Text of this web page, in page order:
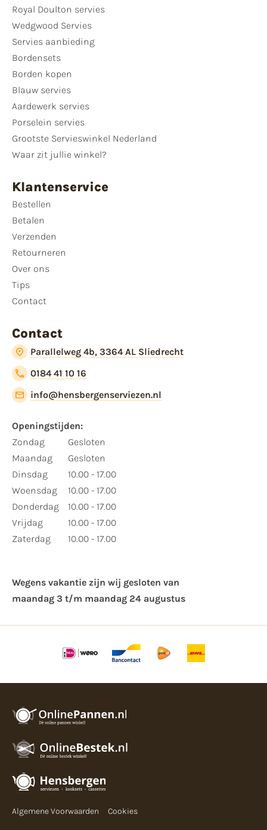
Royal Doulton servies
Wedgwood Servies
Servies aanbieding
Bordensets
Borden kopen
Blauw servies
Aardewerk servies
Porselein servies
Grootste Servieswinkel Nederland
Waar zit jullie winkel?
Klantenservice
Bestellen
Betalen
Verzenden
Retourneren
Over ons
Tips
Contact
Contact
Parallelweg 4b, 3364 AL Sliedrecht
0184 41 10 16
info@hensbergenserviezen.nl
Openingstijden:
Zondag
Maandag
Dinsdag
Woensdag
Donderdag
Vrijdag
Zaterdag
Gesloten
Gesloten
10.00 - 17.00
10.00 - 17.00
10.00 - 17.00
10.00 - 17.00
10.00 - 17.00
Wegens vakantie zijn wij gesloten van ​
maandag 3 t/m maandag 24 augustus
Algemene Voorwaarden Cookies